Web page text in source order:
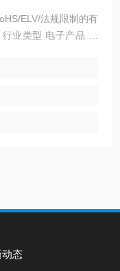
ELV/法规限制的有
器种类台式/落地式
动态